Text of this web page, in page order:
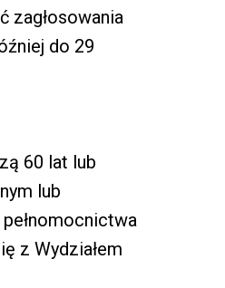
zagłosowania
do 29
60 lat lub
lub
z Wydziałem